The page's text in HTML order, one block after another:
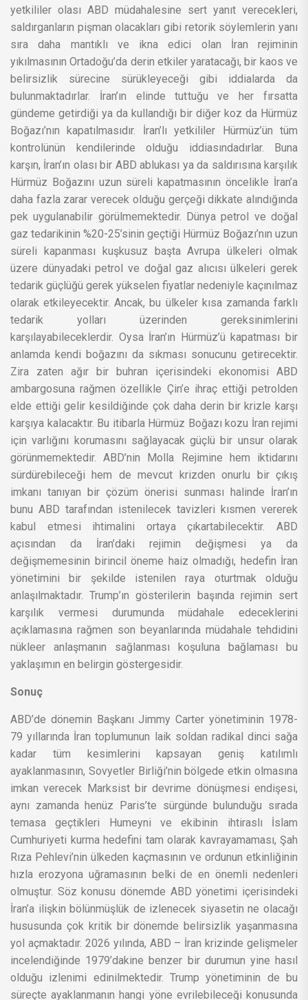
yetkililer olası ABD müdahalesine sert yanıt verecekleri,
saldırganların pişman olacakları gibi retorik söylemlerin yanı
sıra daha mantıklı ve ikna edici olan İran rejiminin
yıkılmasının Ortadoğu’da derin etkiler yaratacağı, bir kaos ve
belirsizlik sürecine sürükleyeceği gibi iddialarda da
bulunmaktadırlar. İran’ın elinde tuttuğu ve her fırsatta
gündeme getirdiği ya da kullandığı bir diğer koz da Hürmüz
Boğazı’nın kapatılmasıdır. İran’lı yetkililer Hürmüz’ün tüm
kontrolünün kendilerinde olduğu iddiasındadırlar. Buna
karşın, İran’ın olası bir ABD ablukası ya da saldırısına karşılık
Hürmüz Boğazını uzun süreli kapatmasının öncelikle İran’a
daha fazla zarar verecek olduğu gerçeği dikkate alındığında
pek uygulanabilir görülmemektedir. Dünya petrol ve doğal
gaz tedarikinin %20-25’sinin geçtiği Hürmüz Boğazı’nın uzun
süreli kapanması kuşkusuz başta Avrupa ülkeleri olmak
üzere dünyadaki petrol ve doğal gaz alıcısı ülkeleri gerek
tedarik güçlüğü gerek yükselen fiyatlar nedeniyle kaçınılmaz
olarak etkileyecektir. Ancak, bu ülkeler kısa zamanda farklı
tedarik yolları üzerinden gereksinimlerini
karşılayabileceklerdir. Oysa İran’ın Hürmüz’ü kapatması bir
anlamda kendi boğazını da sıkması sonucunu getirecektir.
Zira zaten ağır bir buhran içerisindeki ekonomisi ABD
ambargosuna rağmen özellikle Çin’e ihraç ettiği petrolden
elde ettiği gelir kesildiğinde çok daha derin bir krizle karşı
karşıya kalacaktır. Bu itibarla Hürmüz Boğazı kozu İran rejimi
için varlığını korumasını sağlayacak güçlü bir unsur olarak
görünmemektedir. ABD’nin Molla Rejimine hem iktidarını
sürdürebileceği hem de mevcut krizden onurlu bir çıkış
imkanı tanıyan bir çözüm önerisi sunması halinde İran’ın
bunu ABD tarafından istenilecek tavizleri kısmen vererek
kabul etmesi ihtimalini ortaya çıkartabilecektir. ABD
açısından da İran’daki rejimin değişmesi ya da
değişmemesinin birincil öneme haiz olmadığı, hedefin İran
yönetimini bir şekilde istenilen raya oturtmak olduğu
anlaşılmaktadır. Trump’ın gösterilerin başında rejimin sert
karşılık vermesi durumunda müdahale edeceklerini
açıklamasına rağmen son beyanlarında müdahale tehdidini
nükleer anlaşmanın sağlanması koşuluna bağlaması bu
yaklaşımın en belirgin göstergesidir.
Sonuç
ABD’de dönemin Başkanı Jimmy Carter yönetiminin 1978-
79 yıllarında İran toplumunun laik soldan radikal dinci sağa
kadar tüm kesimlerini kapsayan geniş katılımlı
ayaklanmasının, Sovyetler Birliği’nin bölgede etkin olmasına
imkan verecek Marksist bir devrime dönüşmesi endişesi,
aynı zamanda henüz Paris’te sürgünde bulunduğu sırada
temasa geçtikleri Humeyni ve ekibinin ihtiraslı İslam
Cumhuriyeti kurma hedefini tam olarak kavrayamaması, Şah
Rıza Pehlevi’nin ülkeden kaçmasının ve ordunun etkinliğinin
hızla erozyona uğramasının belki de en önemli nedenleri
olmuştur. Söz konusu dönemde ABD yönetimi içerisindeki
İran’a ilişkin bölünmüşlük de izlenecek siyasetin ne olacağı
hususunda çok kritik bir dönemde belirsizlik yaşanmasına
yol açmaktadır. 2026 yılında, ABD – İran krizinde gelişmeler
incelendiğinde 1979’dakine benzer bir durumun yine hasıl
olduğu izlenimi edinilmektedir. Trump yönetiminin de bu
süreçte ayaklanmanın hangi yöne evrilebileceği konusunda